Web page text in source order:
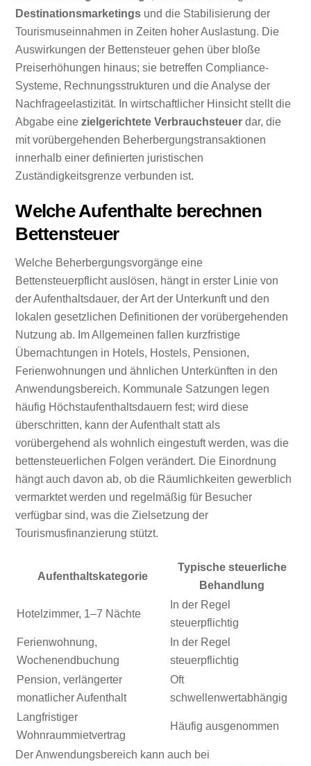
Destinationsmarketings und die Stabilisierung der
Tourismuseinnahmen in Zeiten hoher Auslastung. Die
Auswirkungen der Bettensteuer gehen über bloße
Preiserhöhungen hinaus; sie betreffen Compliance-
Systeme, Rechnungsstrukturen und die Analyse der
Nachfrageelastizität. In wirtschaftlicher Hinsicht stellt die
Abgabe einezielgerichtete Verbrauchsteuer dar, die
mit vorübergehenden Beherbergungstransaktionen
innerhalb einer definierten juristischen
Zuständigkeitsgrenze verbunden ist.
Welche Aufenthalte berechnen
Bettensteuer
Welche Beherbergungsvorgänge eine
Bettensteuerpflicht auslösen, hängt in erster Linie von
der Aufenthaltsdauer, der Art der Unterkunft und den
lokalen gesetzlichen Definitionen der vorübergehenden
Nutzung ab. Im Allgemeinen fallen kurzfristige
Übernachtungen in Hotels, Hostels, Pensionen,
Ferienwohnungen und ähnlichen Unterkünften in den
Anwendungsbereich. Kommunale Satzungen legen
häufig Höchstaufenthaltsdauern fest; wird diese
überschritten, kann der Aufenthalt statt als
vorübergehend als wohnlich eingestuft werden, was die
bettensteuerlichen Folgen verändert. Die Einordnung
hängt auch davon ab, ob die Räumlichkeiten gewerblich
vermarktet werden und regelmäßig für Besucher
verfügbar sind, was die Zielsetzung der
Tourismusfinanzierung stützt.
Aufenthaltskategorie
Typische steuerliche
Behandlung
Hotelzimmer, 1–7 Nächte
In der Regel
steuerpflichtig
Ferienwohnung,
Wochenendbuchung
In der Regel
steuerpflichtig
Pension, verlängerter
monatlicher Aufenthalt
Oft
schwellenwertabhängig
Langfristiger
Wohnraummietvertrag
Häufig ausgenommen
Der Anwendungsbereich kann auch bei